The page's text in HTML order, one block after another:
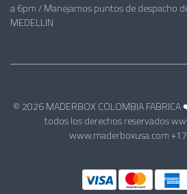
a 6pm / Manejamos puntos de despacho
MEDELLIN
© 2026 MADERBOX COLOMBIA
todos los derechos reservados
www.maderboxusa.com